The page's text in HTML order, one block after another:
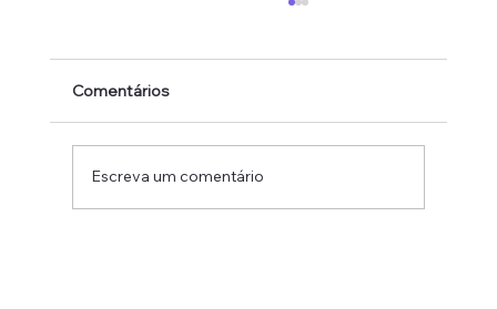
Comentários
Escreva um comentário